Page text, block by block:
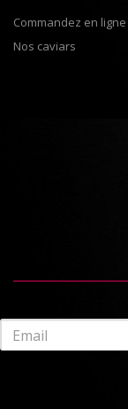
Commandez en ligne
Nos caviars